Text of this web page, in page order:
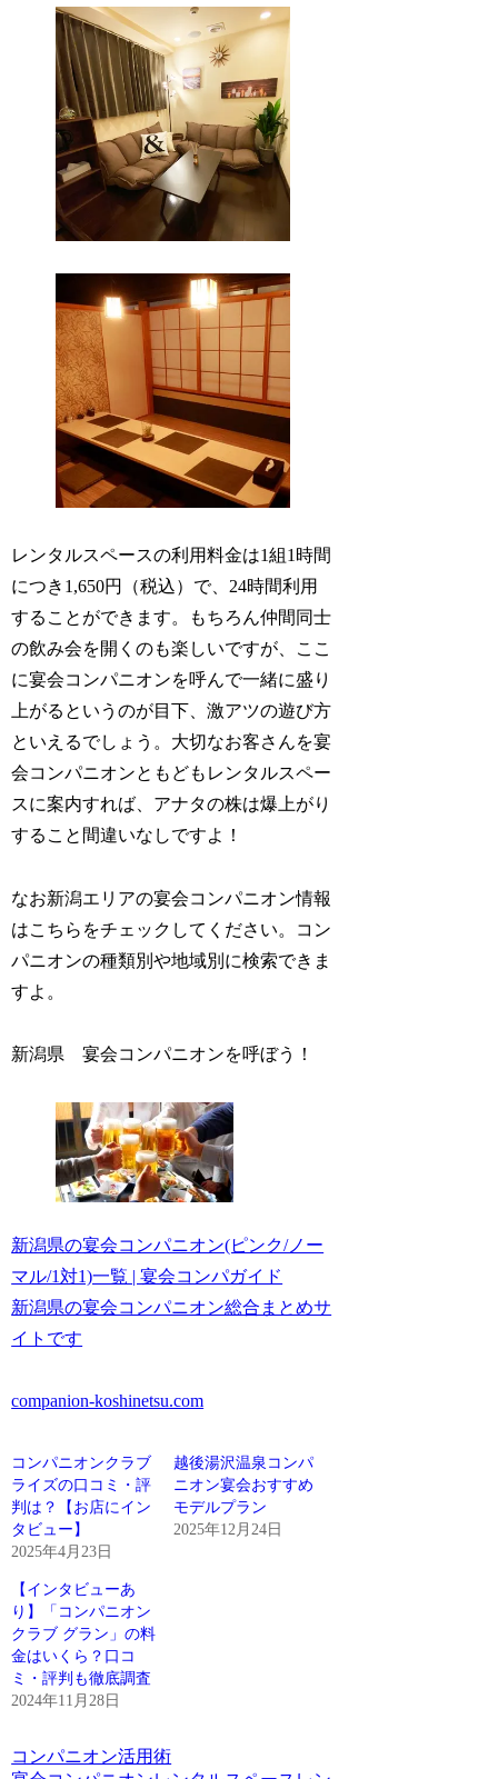
レンタルスペースの利用料金は1組1時間
につき1,650円（税込）で、24時間利用
することができます。もちろん仲間同士
の飲み会を開くのも楽しいですが、ここ
に宴会コンパニオンを呼んで一緒に盛り
上がるというのが目下、激アツの遊び方
といえるでしょう。大切なお客さんを宴
会コンパニオンともどもレンタルスペー
スに案内すれば、アナタの株は爆上がり
すること間違いなしですよ！
なお新潟エリアの宴会コンパニオン情報
はこちらをチェックしてください。コン
パニオンの種類別や地域別に検索できま
すよ。
新潟県 宴会コンパニオンを呼ぼう！
新潟県の宴会コンパニオン(ピンク/ノー
マル/1対1)一覧 | 宴会コンパガイド
新潟県の宴会コンパニオン総合まとめサ
イトです
companion-koshinetsu.com
コンパニオンクラブ
ライズの口コミ・評
判は？【お店にイン
タビュー】
2025年4月23日
越後湯沢温泉コンパ
ニオン宴会おすすめ
モデルプラン
2025年12月24日
【インタビューあ
り】「コンパニオン
クラブ グラン」の料
金はいくら？口コ
ミ・評判も徹底調査
2024年11月28日
コンパニオン活用術